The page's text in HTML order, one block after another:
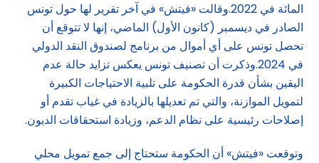
المائة في 2022.وقالت «فيتش» في آخر تقرير لها حول تونس
الصادر في ديسمبر (كانون الأول) الماضي، إنها لا تتوقع أن
تحصل تونس على أي أموال من برنامج لصندوق النقد الدولي
في 2024.وذكرت أن تصنيف تونس يعكس تزايد حالة عدم
اليقين بشأن قدرة الحكومة على تلبية الاحتياجات الكبيرة
لتمويل الموازنة، والتي تم تعديلها بالزيادة في غياب تقدم أو
إصلاحات رئيسية على نظام الدعم، وزيادة استحقاقات الديون.
وتوقعت «فيتش» أن الحكومة ستحتاج إلى جمع تمويل محلي